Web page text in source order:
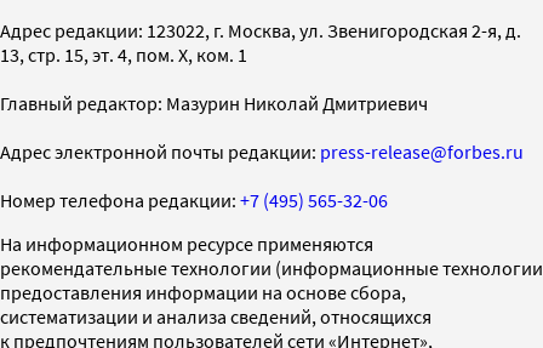
Адрес редакции: 123022, г. Москва, ул. Звенигородская 2-я, д.
13, стр. 15, эт. 4, пом. X, ком. 1
Главный редактор: Мазурин Николай Дмитриевич
Адрес электронной почты редакции: press-release@forbes.ru
Номер телефона редакции: +7 (495) 565-32-06
На информационном ресурсе применяются
рекомендательные технологии (информационные технологии
предоставления информации на основе сбора,
систематизации и анализа сведений, относящихся
к предпочтениям пользователей сети «Интернет»,